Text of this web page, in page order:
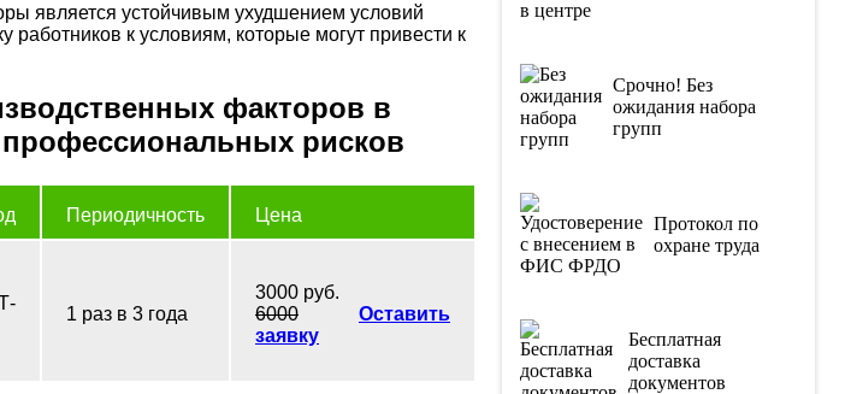
является устойчивым ухудшением условий
к условиям, которые могут привести к
факторов в
рисков
Периодичность Цена
1 раз в 3 года
3000 руб.
6000
Оставить
заявку
Срочно! Без
ожидания набора
групп
Протокол по
охране труда
Бесплатная
доставка
документов